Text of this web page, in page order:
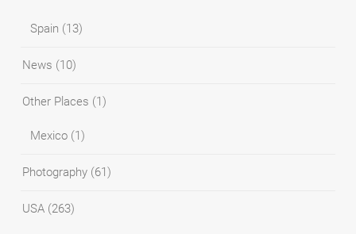
Spain (13)
News (10)
Other Places (1)
Mexico (1)
Photography (61)
USA (263)